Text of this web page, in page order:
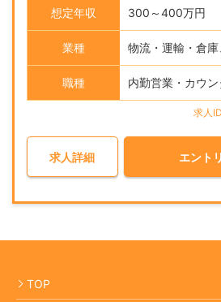
想定年収 300～400万円
業種 物流・運輸・倉
職種 内勤営業・カウ
求人
求人詳細 エント
TOP